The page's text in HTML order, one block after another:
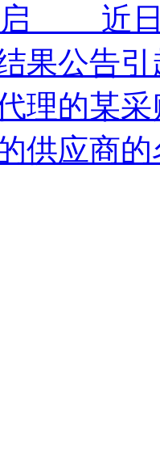
启 近日
果公告
理的某
供应商